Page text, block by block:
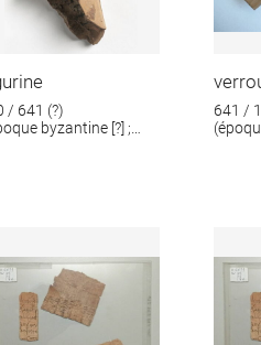
/ 641 (?)
byzantine [?] ;
641 /